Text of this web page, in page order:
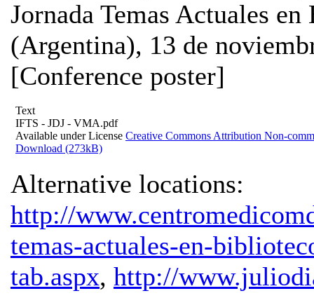
Jornada Temas Actuales
(Argentina), 13 de
[Conference poster]
Text
IFTS - JDJ - VMA.pdf
Available under License Creative Commons Attribution Non-
Download (273kB)
Alternative locations:
http://
temas-actuales-en-
tab.aspx, http://